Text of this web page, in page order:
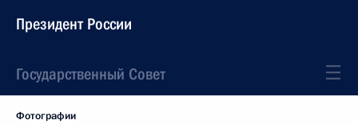
Президент России
Государственный Совет
Фотографии